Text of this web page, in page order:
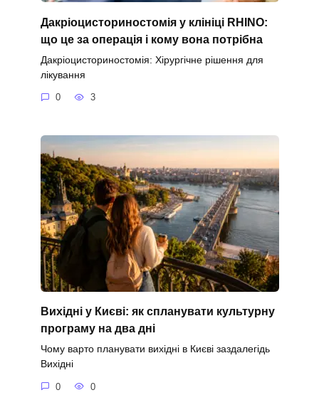
Дакріоцисториностомія у клініці RHINO:
що це за операція і кому вона потрібна
Дакріоцисториностомія: Хірургічне рішення для
лікування
0 3
Вихідні у Києві: як спланувати культурну
програму на два дні
Чому варто планувати вихідні в Києві заздалегідь
Вихідні
0 0